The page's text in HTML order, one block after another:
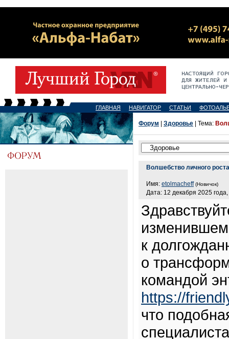
ГЛАВНАЯ НАВИГАТОР СТАТЬИ
Форум Здоровье | Тема:
Волшебство личного роста
Имя: etolmacheff (Новичок)
Дата: 12 декабря 2025
к
о
командой
https://
что